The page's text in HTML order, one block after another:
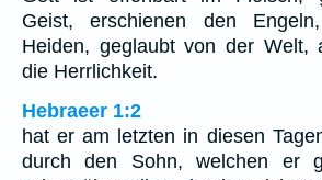
Geist, erschienen den
Heiden, geglaubt von der Welt,
die Herrlichkeit.
Hebraeer 1:2
hat er am letzten in diesen
durch den Sohn, welchen er